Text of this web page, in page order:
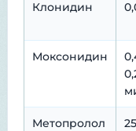
Клонидин
Моксонидин
Метопролол